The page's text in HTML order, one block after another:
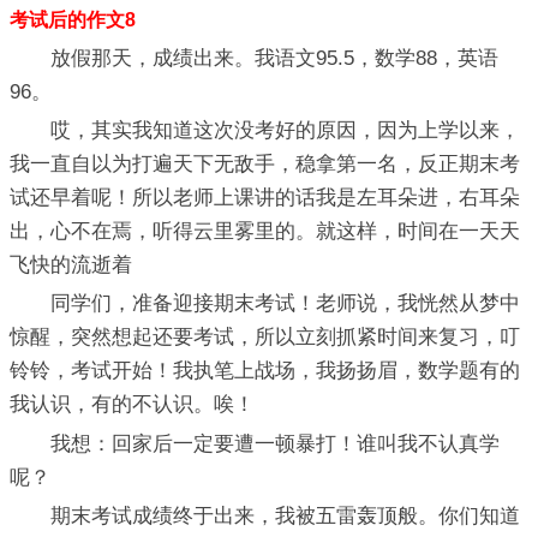
考试后的作文8
放假那天，成绩出来。我语文95.5，数学88，英语
96。
哎，其实我知道这次没考好的原因，因为上学以来，
我一直自以为打遍天下无敌手，稳拿第一名，反正期末考
试还早着呢！所以老师上课讲的话我是左耳朵进，右耳朵
出，心不在焉，听得云里雾里的。就这样，时间在一天天
飞快的流逝着
同学们，准备迎接期末考试！老师说，我恍然从梦中
惊醒，突然想起还要考试，所以立刻抓紧时间来复习，叮
铃铃，考试开始！我执笔上战场，我扬扬眉，数学题有的
我认识，有的不认识。唉！
我想：回家后一定要遭一顿暴打！谁叫我不认真学
呢？
期末考试成绩终于出来，我被五雷轰顶般。你们知道